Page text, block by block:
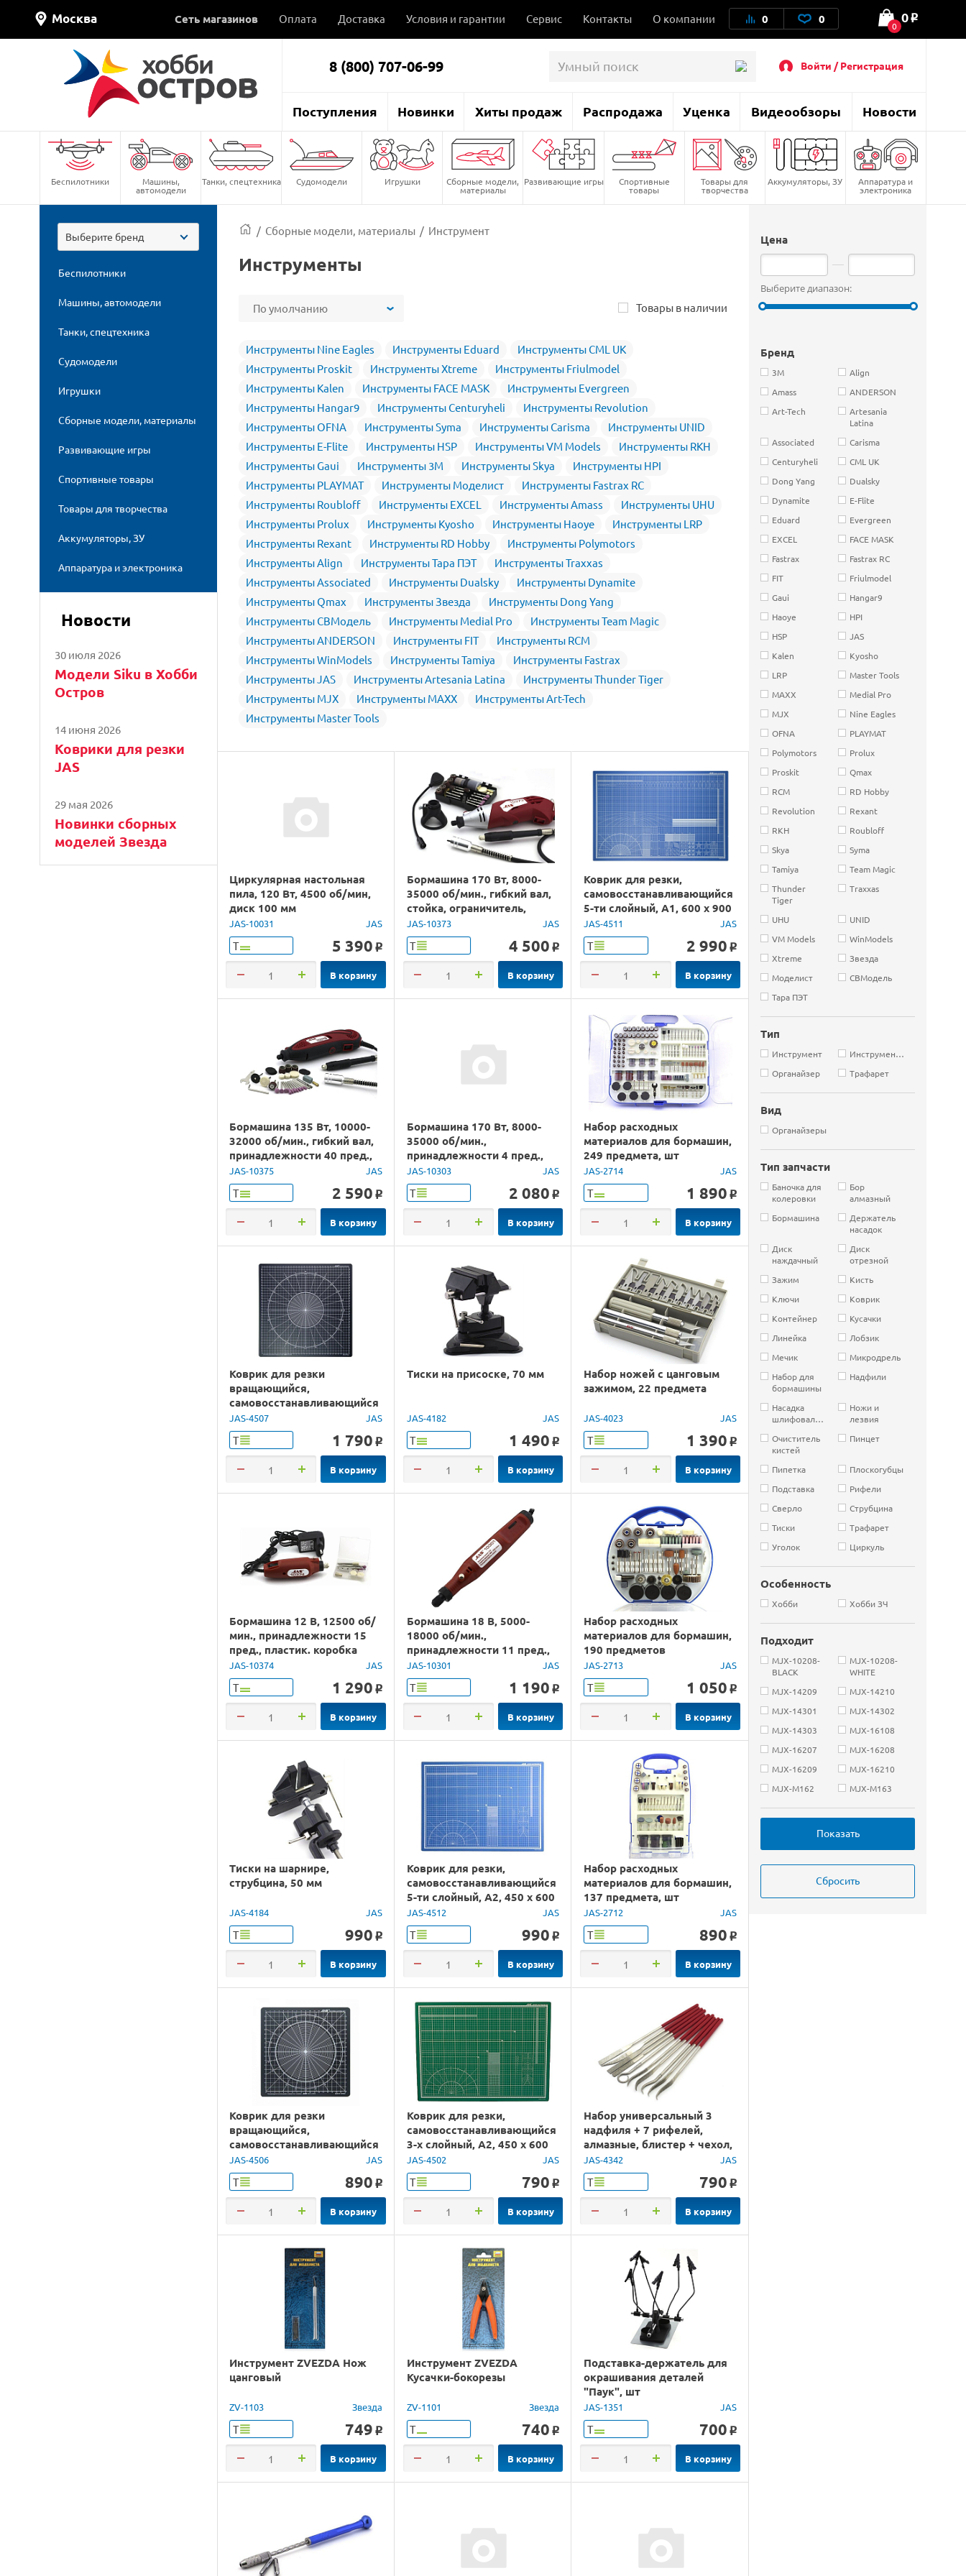
Москва Сеть магазинов Оплата Доставка Условия и гарантии Сервис Контакты О компании 0 0 0
0 o
8 (800) 707-06-99 Войти / Регистрация
Поступления Новинки Хиты продаж Распродажа Уценка Видеообзоры Новости
Беспилотники Машины,
автомодели
Танки, спецтехника Судомодели Игрушки Сборные модели,
материалы
Развивающие игры Спортивные
товары
Товары для
творчества
Аккумуляторы, ЗУ Аппаратура и
электроника
Выберите бренд
Беспилотники
Машины, автомодели
Танки, спецтехника
Судомодели
Игрушки
Сборные модели, материалы
Развивающие игры
Спортивные товары
Товары для творчества
Аккумуляторы, ЗУ
Аппаратура и электроника
Новости
30 июля 2026
Модели Siku в Хобби
Остров
14 июня 2026
Коврики для резки
JAS
29 мая 2026
Новинки сборных
моделей Звезда
Цена
Выберите диапазон:
Бренд
3M
Align
Amass
ANDERSON
Art-Tech
Artesania
Latina
Associated
Carisma
Centuryheli
CML UK
Dong Yang
Dualsky
Dynamite
E-Flite
Eduard
Evergreen
EXCEL
FACE MASK
Fastrax
Fastrax RC
FIT
Friulmodel
Gaui
Hangar9
Haoye
HPI
HSP
JAS
Kalen
Kyosho
LRP
Master Tools
MAXX
Medial Pro
MJX
Nine Eagles
OFNA
PLAYMAT
Polymotors
Prolux
Proskit
Qmax
RCM
RD Hobby
Revolution
Rexant
RKH
Roubloff
Skya
Syma
Tamiya
Team Magic
Thunder
Tiger
Traxxas
UHU
UNID
VM Models
WinModels
Xtreme
Звезда
Моделист
СВМодель
Тара ПЭТ
Тип
Инструмент
Инструменты
Органайзер
Трафарет
Вид
Органайзеры
Тип запчасти
Баночка для
колеровки
Бор
алмазный
Бормашина
Держатель
насадок
Диск
наждачный
Диск
отрезной
Зажим
Кисть
Ключи
Коврик
Контейнер
Кусачки
Линейка
Лобзик
Мечик
Микродрель
Набор для
бормашины
Надфили
Насадка
шлифовальная
Ножи и
лезвия
Очиститель
кистей
Пинцет
Пипетка
Плоскогубцы
Подставка
Рифели
Сверло
Струбцина
Тиски
Трафарет
Уголок
Циркуль
Особенность
Хобби Хобби ЗЧ
Подходит
MJX-10208-
BLACK
MJX-10208-
WHITE
MJX-14209
MJX-14210
MJX-14301
MJX-14302
MJX-14303
MJX-16108
MJX-16207
MJX-16208
MJX-16209
MJX-16210
MJX-M162
MJX-M163
/ Сборные модели, материалы / Инструмент
Инструменты
По умолчанию Товары в наличии
Инструменты Nine Eagles Инструменты Eduard
Инструменты CML UK
Инструменты Proskit
Инструменты Xtreme
Инструменты Friulmodel
Инструменты Kalen
Инструменты FACE MASK
Инструменты Evergreen
Инструменты Hangar9
Инструменты Centuryheli
Инструменты Revolution
Инструменты OFNA
Инструменты Syma Инструменты Carisma
Инструменты UNID
Инструменты E-Flite
Инструменты HSP Инструменты VM Models
Инструменты RKH
Инструменты Gaui
Инструменты 3M Инструменты Skya
Инструменты HPI
Инструменты PLAYMAT
Инструменты Моделист
Инструменты Fastrax RC
Инструменты Roubloff
Инструменты EXCEL Инструменты Amass
Инструменты UHU
Инструменты Prolux
Инструменты Kyosho Инструменты Haoye
Инструменты LRP
Инструменты Rexant
Инструменты RD Hobby
Инструменты Polymotors
Инструменты Align
Инструменты Тара ПЭТ
Инструменты Traxxas
Инструменты Associated
Инструменты Dualsky
Инструменты Dynamite
Инструменты Qmax
Инструменты Звезда
Инструменты Dong Yang
Инструменты СВМодель
Инструменты Medial Pro
Инструменты Team Magic
Инструменты ANDERSON
Инструменты FIT
Инструменты RCM
Инструменты WinModels
Инструменты Tamiya
Инструменты Fastrax
Инструменты JAS
Инструменты Artesania Latina
Инструменты Thunder Tiger
Инструменты MJX
Инструменты MAXX
Инструменты Art-Tech
Инструменты Master Tools
Циркулярная настольная
пила, 120 Вт, 4500 об/мин,
диск 100 мм
JAS-10031 JAS
Т 5 390 o
В корзину
Бормашина 170 Вт, 8000-
35000 об/мин., гибкий вал,
стойка, ограничитель,
подсветка, 126 пред., кейс
JAS-10373 JAS
Т 4 500 o
В корзину
Коврик для резки,
самовосстанавливающийся
5-ти слойный, А1, 600 х 900
JAS-4511 JAS
Т 2 990 o
В корзину
Бормашина 135 Вт, 10000-
32000 об/мин., гибкий вал,
принадлежности 40 пред.,
кейс
JAS-10375 JAS
Т 2 590 o
В корзину
Бормашина 170 Вт, 8000-
35000 об/мин.,
принадлежности 4 пред.,
блистер
JAS-10303 JAS
Т 2 080 o
В корзину
Набор расходных
материалов для бормашин,
249 предмета, шт
JAS-2714 JAS
Т 1 890 o
В корзину
Коврик для резки
вращающийся,
самовосстанавливающийся
4-х слойный, 350 х 350
JAS-4507 JAS
Т 1 790 o
В корзину
Тиски на присоске, 70 мм
JAS-4182 JAS
Т 1 490 o
В корзину
Набор ножей с цанговым
зажимом, 22 предмета
JAS-4023 JAS
Т 1 390 o
В корзину
Бормашина 12 В, 12500 об/
мин., принадлежности 15
пред., пластик. коробка
JAS-10374 JAS
Т 1 290 o
В корзину
Бормашина 18 В, 5000-
18000 об/мин.,
принадлежности 11 пред.,
блистер
JAS-10301 JAS
Т 1 190 o
В корзину
Набор расходных
материалов для бормашин,
190 предметов
JAS-2713 JAS
Т 1 050 o
В корзину
Тиски на шарнире,
струбцина, 50 мм
JAS-4184 JAS
Т 990 o
В корзину
Коврик для резки,
самовосстанавливающийся
5-ти слойный, А2, 450 х 600
JAS-4512 JAS
Т 990 o
В корзину
Набор расходных
материалов для бормашин,
137 предмета, шт
JAS-2712 JAS
Т 890 o
В корзину
Коврик для резки
вращающийся,
самовосстанавливающийся
4-х слойный, 200 х 200
JAS-4506 JAS
Т 890 o
В корзину
Коврик для резки,
самовосстанавливающийся
3-х слойный, А2, 450 х 600
JAS-4502 JAS
Т 790 o
В корзину
Набор универсальный 3
надфиля + 7 рифелей,
алмазные, блистер + чехол,
шт
JAS-4342 JAS
Т 790 o
В корзину
Инструмент ZVEZDA Hож
цанговый
ZV-1103 Звезда
Т 749 o
В корзину
Инструмент ZVEZDA
Кусачки-бокорезы
ZV-1101 Звезда
Т 740 o
В корзину
Подставка-держатель для
окрашивания деталей
"Паук", шт
JAS-1351 JAS
Т 700 o
В корзину